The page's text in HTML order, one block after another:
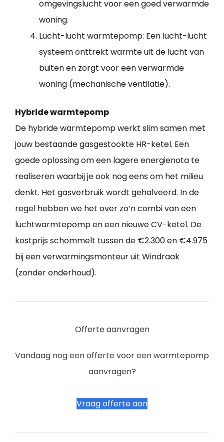
omgevingslucht voor een goed verwarmde
woning.
Lucht-lucht warmtepomp: Een lucht-lucht
systeem onttrekt warmte uit de lucht van
buiten en zorgt voor een verwarmde
woning (mechanische ventilatie).
Hybride warmtepomp
De hybride warmtepomp werkt slim samen met
jouw bestaande gasgestookte HR-ketel. Een
goede oplossing om een lagere energienota te
realiseren waarbij je ook nog eens om het milieu
denkt. Het gasverbruik wordt gehalveerd. In de
regel hebben we het over zo’n combi van een
luchtwarmtepomp en een nieuwe CV-ketel. De
kostprijs schommelt tussen de €2.300 en €4.975
bij een verwarmingsmonteur uit Windraak
(zonder onderhoud).
Offerte aanvragen
Vandaag nog een offerte voor een warmtepomp
aanvragen?
Vraag offerte aan